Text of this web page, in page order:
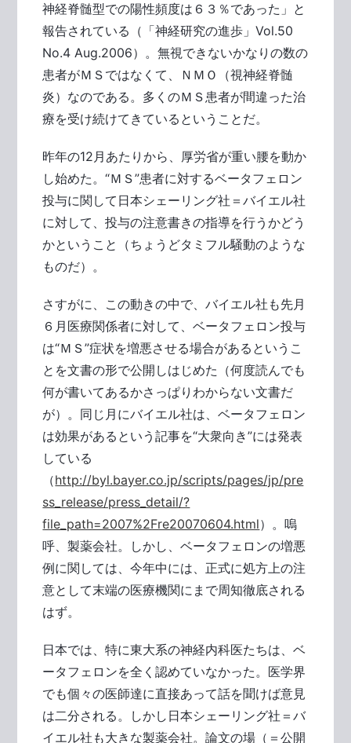
神経脊髄型での陽性頻度は６３％であった」と
報告されている（「神経研究の進歩」Vol.50
No.4 Aug.2006）。無視できないかなりの数の
患者がＭＳではなくて、ＮＭＯ（視神経脊髄
炎）なのである。多くのＭＳ患者が間違った治
療を受け続けてきているということだ。
昨年の12月あたりから、厚労省が重い腰を動か
し始めた。“ＭＳ”患者に対するベータフェロン
投与に関して日本シェーリング社＝バイエル社
に対して、投与の注意書きの指導を行うかどう
かということ（ちょうどタミフル騒動のような
ものだ）。
さすがに、この動きの中で、バイエル社も先月
６月医療関係者に対して、ベータフェロン投与
は“ＭＳ”症状を増悪させる場合があるというこ
とを文書の形で公開しはじめた（何度読んでも
何が書いてあるかさっぱりわからない文書だ
が）。同じ月にバイエル社は、ベータフェロン
は効果があるという記事を“大衆向き”には発表
している
（http://byl.bayer.co.jp/scripts/pages/jp/pre
ss_release/press_detail/?
file_path=2007%2Fre20070604.html）。嗚
呼、製薬会社。しかし、ベータフェロンの増悪
例に関しては、今年中には、正式に処方上の注
意として末端の医療機関にまで周知徹底される
はず。
日本では、特に東大系の神経内科医たちは、ベ
ータフェロンを全く認めていなかった。医学界
でも個々の医師達に直接あって話を聞けば意見
は二分される。しかし日本シェーリング社＝バ
イエル社も大きな製薬会社。論文の場（＝公開